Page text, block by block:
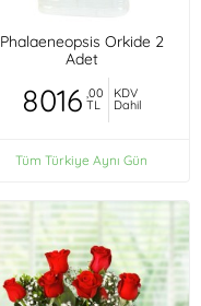
Phalaeneopsis Orkide 2
Adet
8016 ,00
TL
KDV
Dahil
Tüm Türkiye Aynı Gün